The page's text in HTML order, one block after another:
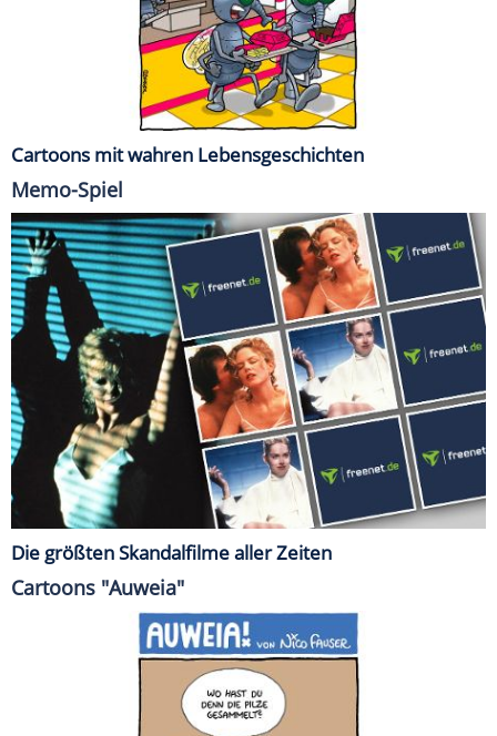
Cartoons mit wahren Lebensgeschichten
Memo-Spiel
Die größten Skandalfilme aller Zeiten
Cartoons "Auweia"